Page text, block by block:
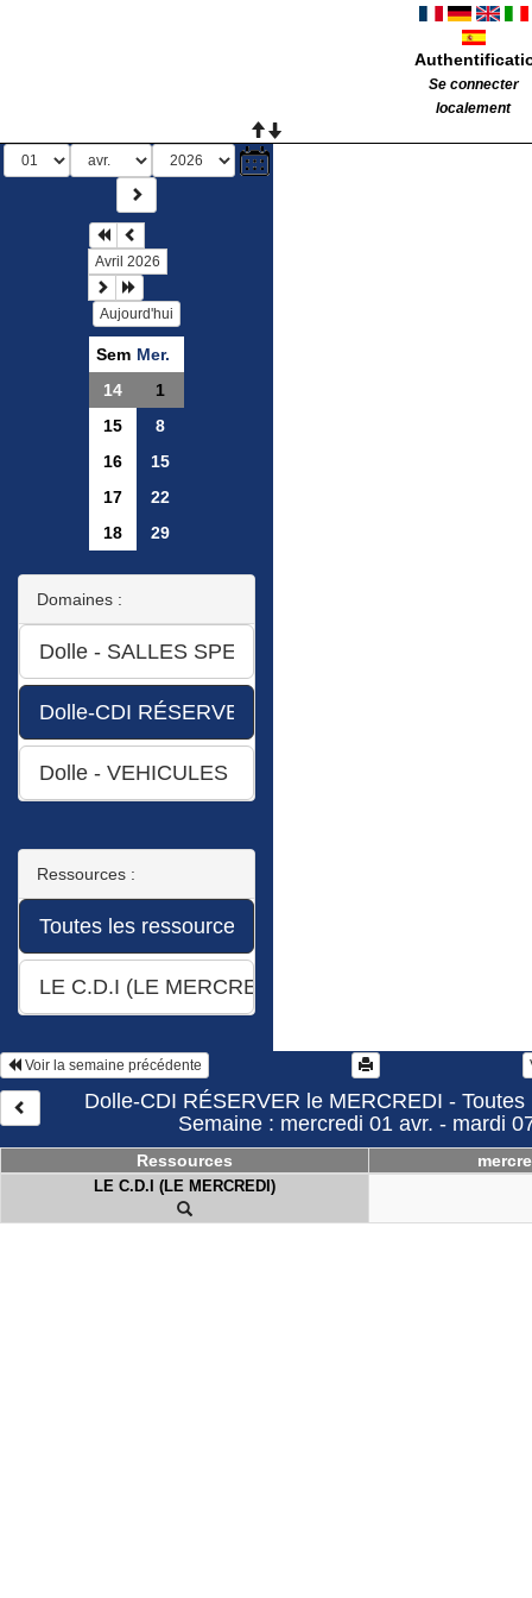
Se connecter
localement
Avril 2026
Aujourd'hui
Sem Mer.
14
1
15
8
16
15
17
22
18
29
Domaines :
Ressources :
Voir la semaine précédente
Dolle-CDI RÉSERVER le MERCREDI -
Semaine : mercredi 01 avr. - mardi
Ressources
LE C.D.I (LE MERCREDI)